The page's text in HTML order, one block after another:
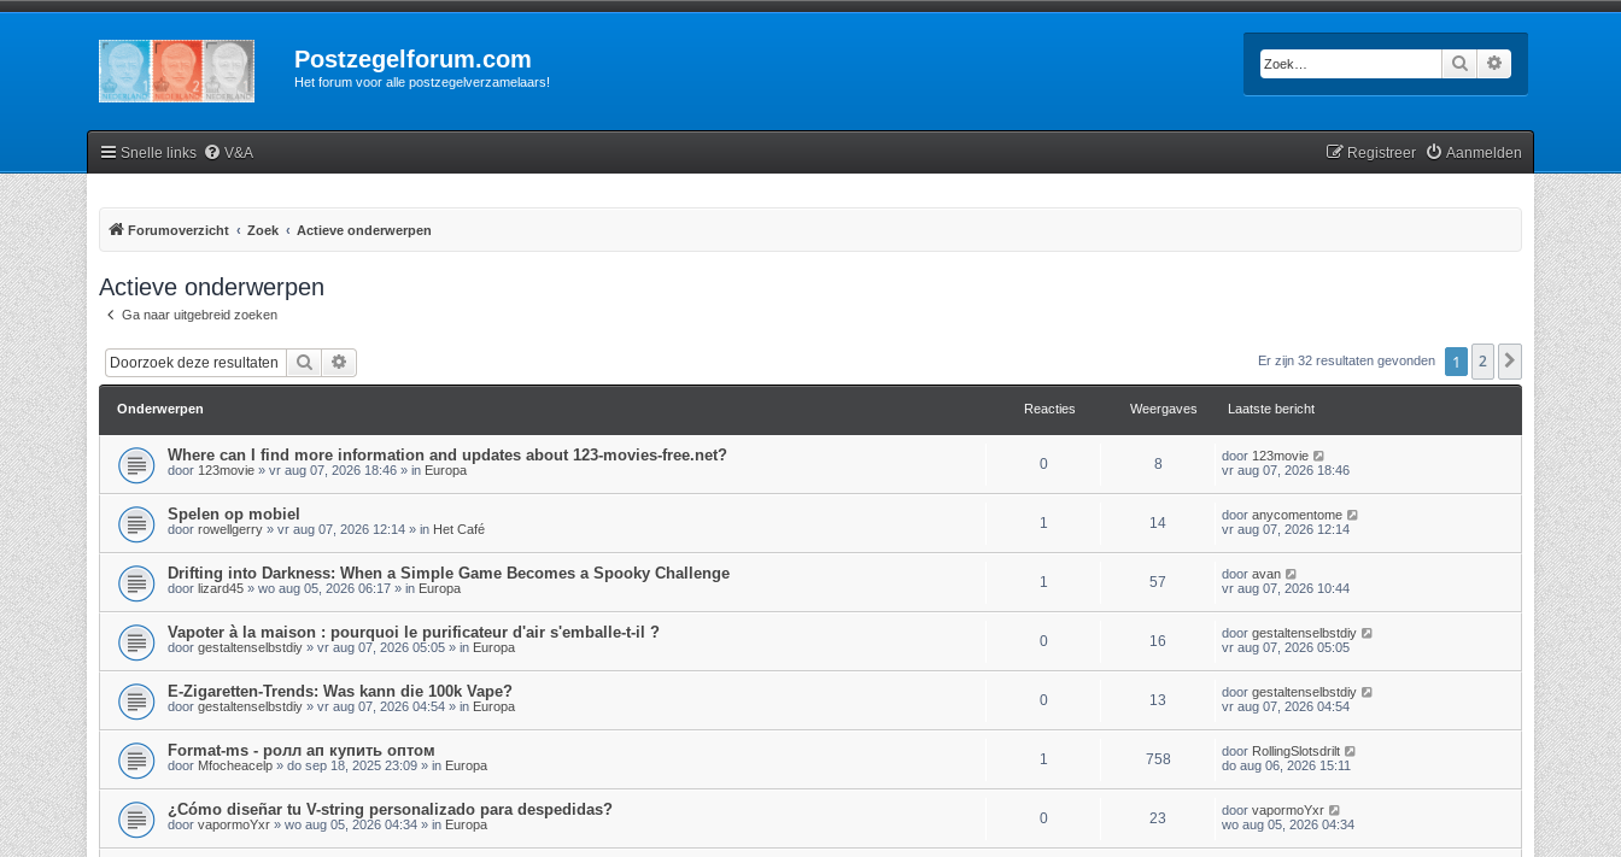
Postzegelforum.com
Het forum voor alle postzegelverzamelaars!
Zoek
Snelle links V&A Aanmelden
Registreer
Forumoverzicht Zoek Actieve onderwerpen
Actieve onderwerpen
Ga naar uitgebreid zoeken
Zoek Er zijn 32 resultaten gevonden 1 2 Volgende
Onderwerpen Reacties Weergaves Laatste bericht
Where can I find more information and updates about 123-movies-free.net?
door 123movie » vr aug 07, 2026 18:46 » in Europa 0 8 door 123movie
vr aug 07, 2026 18:46
Spelen op mobiel
door rowellgerry » vr aug 07, 2026 12:14 » in Het Café 1 14 door anycomentome
vr aug 07, 2026 12:14
Drifting into Darkness: When a Simple Game Becomes a Spooky Challenge
door lizard45 » wo aug 05, 2026 06:17 » in Europa 1 57 door avan
vr aug 07, 2026 10:44
Vapoter à la maison : pourquoi le purificateur d'air s'emballe-t-il ?
door gestaltenselbstdiy » vr aug 07, 2026 05:05 » in Europa 0 16 door gestaltenselbstdiy
vr aug 07, 2026 05:05
E-Zigaretten-Trends: Was kann die 100k Vape?
door gestaltenselbstdiy » vr aug 07, 2026 04:54 » in Europa 0 13 door gestaltenselbstdiy
vr aug 07, 2026 04:54
Format-ms - ролл ап купить оптом
door Mfocheacelp » do sep 18, 2025 23:09 » in Europa 1 758 door RollingSlotsdrilt
do aug 06, 2026 15:11
¿Cómo diseñar tu V-string personalizado para despedidas?
door vapormoYxr » wo aug 05, 2026 04:34 » in Europa 0 23 door vapormoYxr
wo aug 05, 2026 04:34